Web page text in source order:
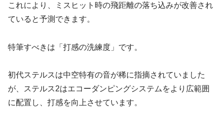
これにより、ミスヒット時の飛距離の落ち込みが改善され
ていると予測できます。
特筆すべきは「打感の洗練度」です。
初代ステルスは中空特有の音が稀に指摘されていました
が、ステルス2はエコーダンピングシステムをより広範囲
に配置し、打感を向上させています。